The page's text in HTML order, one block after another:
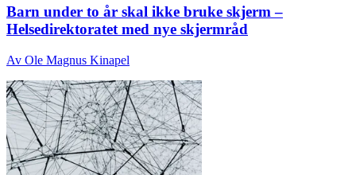
Barn under to år skal ikke bruke skjerm –
Helsedirektoratet med nye skjermråd
Av Ole Magnus Kinapel